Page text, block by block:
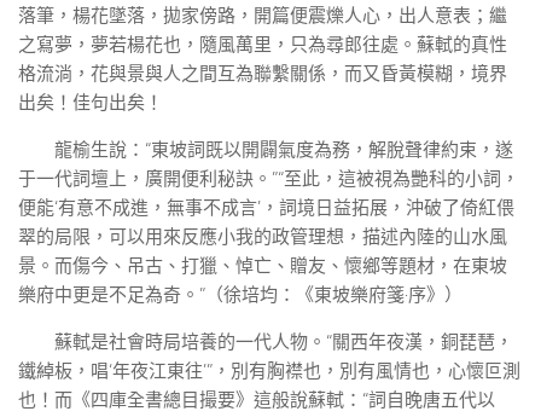
落筆，楊花墜落，拋家傍路，開篇便震爍人心，出人意表；繼
之寫夢，夢若楊花也，隨風萬里，只為尋郎往處。蘇軾的真性
格流淌，花與景與人之間互為聯繫關係，而又昏黃模糊，境界
出矣！佳句出矣！
龍榆生說：“東坡詞既以開闢氣度為務，解脫聲律約束，遂
于一代詞壇上，廣開便利秘訣。”“至此，這被視為艷科的小詞，
便能‘有意不成進，無事不成言’，詞境日益拓展，沖破了倚紅偎
翠的局限，可以用來反應小我的政管理想，描述內陸的山水風
景。而傷今、吊古、打獵、悼亡、贈友、懷鄉等題材，在東坡
樂府中更是不足為奇。”（徐培均：《東坡樂府箋·序》）
蘇軾是社會時局培養的一代人物。“關西年夜漢，銅琵琶，
鐵綽板，唱‘年夜江東往’”，別有胸襟也，別有風情也，心懷叵測
也！而《四庫全書總目撮要》這般說蘇軾：“詞自晚唐五代以